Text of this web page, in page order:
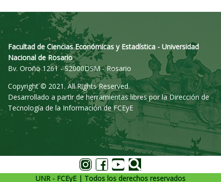
Facultad de Ciencias Económicas y Estadística - Universidad
Nacional de Rosario
Bv. Oroño 1261 - S2000DSM - Rosario
Copyright © 2021. All Rights Reserved.
Desarrollado a partir de herramientas libres por la Dirección de
Tecnología de la Información de FCEyE
UNR - FCEyE | Todos los derechos reservados